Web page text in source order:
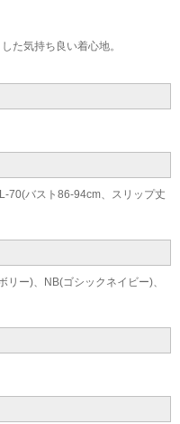
た気持ち良い着心地。
70(バスト86-94cm、スリップ丈
ー)、NB(ゴシックネイビー)、